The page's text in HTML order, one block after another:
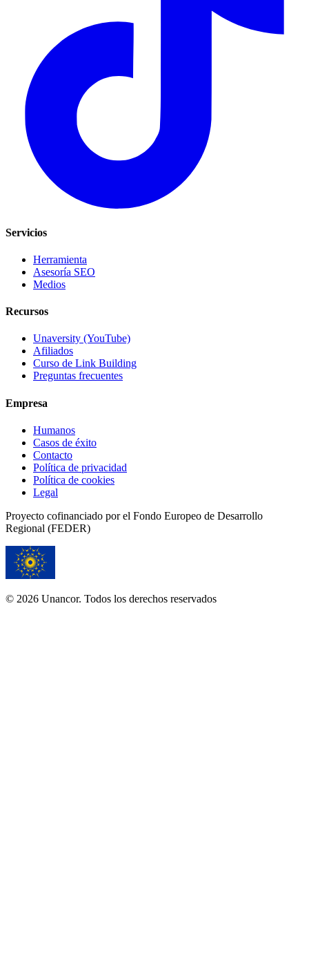
Servicios
Herramienta
Asesoría SEO
Medios
Recursos
Unaversity (YouTube)
Afiliados
Curso de Link Building
Preguntas frecuentes
Empresa
Humanos
Casos de éxito
Contacto
Política de privacidad
Política de cookies
Legal
Proyecto cofinanciado por el Fondo Europeo de Desarrollo
Regional (FEDER)
© 2026 Unancor. Todos los derechos reservados